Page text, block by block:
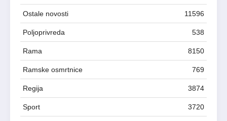
Ostale novosti 11596
Poljoprivreda 538
Rama 8150
Ramske osmrtnice 769
Regija 3874
Sport 3720